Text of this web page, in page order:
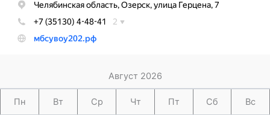
Август 2026
Пн Вт Ср Чт Пт Сб Вс